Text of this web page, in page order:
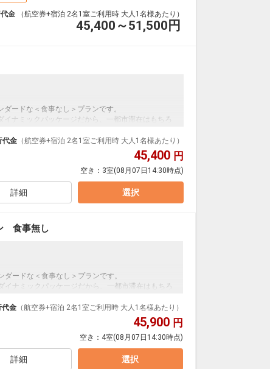
金 （航空券+宿泊 2名1室ご利用時 大人1名様あたり）
45,400～51,500 円
ードな＜食事なし＞プランです。
ナミックパッケージだから、一都市滞在はもちろ
ども自由自在です。
）確約！フライトマイル50%貯まります。
ランなどの追加（同時予約）が可能なプランもござ
代金 （航空券+宿泊 2名1室ご利用時 大人1名様あたり）
45,400 円
空き： 3室(08月07日14:30時点)
詳細 選択
食事無し
ードな＜食事なし＞プランです。
ナミックパッケージだから、一都市滞在はもちろ
ども自由自在です。
）確約！フライトマイル50%貯まります。
ランなどの追加（同時予約）が可能なプランもござ
代金 （航空券+宿泊 2名1室ご利用時 大人1名様あたり）
45,900 円
空き： 4室(08月07日14:30時点)
詳細 選択